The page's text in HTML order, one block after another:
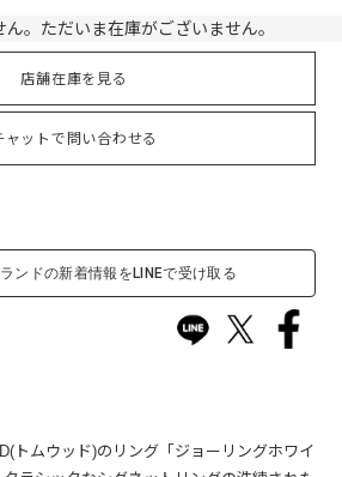
。ただいま在庫がございません。
店舗在庫を見る
ャットで問い合わせる
ンドの新着情報をLINEで受け取る
トムウッド)のリング「ジョーリングホワイ